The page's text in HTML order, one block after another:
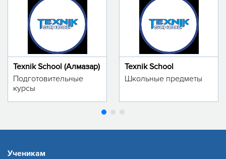
Texnik School (Алмазар)
Подготовительные
курсы
Texnik School
Школьные предметы
Ученикам